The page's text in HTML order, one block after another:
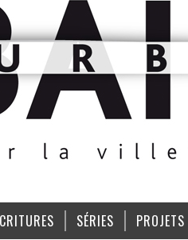
SÉRIES PROJETS